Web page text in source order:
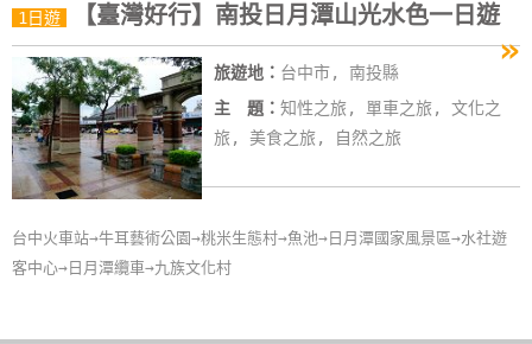
1日遊 【臺灣好行】南投日月潭山光水色一日遊
»
旅遊地： 台中市, 南投縣
主 題： 知性之旅, 單車之旅, 文化之
旅, 美食之旅, 自然之旅
台中火車站→牛耳藝術公園→桃米生態村→魚池→日月潭國家風景區→水社遊
客中心→日月潭纜車→九族文化村